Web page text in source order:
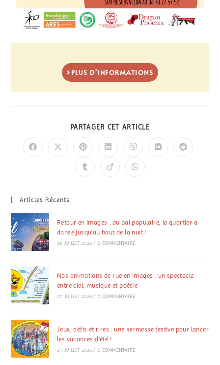
PLUS D'INFORMATIONS
PARTAGER CET ARTICLE
Articles Récents
Retour en images : au bal populaire, le quartier a
dansé jusqu’au bout de la nuit !
29 JUILLET 2026 / 0 COMMENTAIRE
Nos animations de rue en images : un spectacle
entre ciel, musique et poésie
27 JUILLET 2026 / 0 COMMENTAIRE
Jeux, défis et rires : une kermesse festive pour lancer
les vacances d’été !
24 JUILLET 2026 / 0 COMMENTAIRE